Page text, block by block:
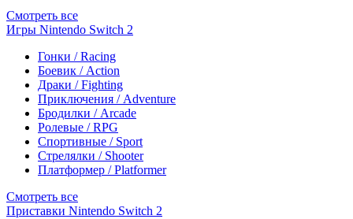
Смотреть все
Игры Nintendo Switch 2
Гонки / Racing
Боевик / Action
Драки / Fighting
Приключения / Adventure
Бродилки / Arcade
Ролевые / RPG
Спортивные / Sport
Стрелялки / Shooter
Платформер / Platformer
Смотреть все
Приставки Nintendo Switch 2